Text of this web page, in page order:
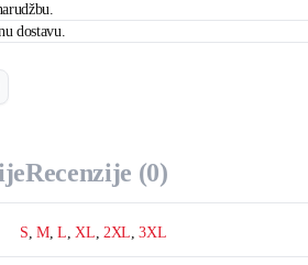
dostavu.
Recenzije (0)
S,M,L,XL, 2XL,3XL